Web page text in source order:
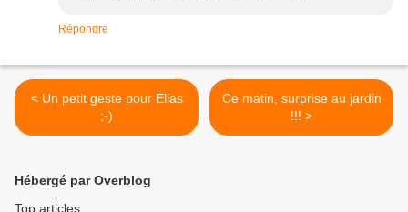
Répondre
< Un petit geste pour Elias
;-)
Ce matin, surprise au jardin
!!! >
Hébergé par Overblog
Top articles